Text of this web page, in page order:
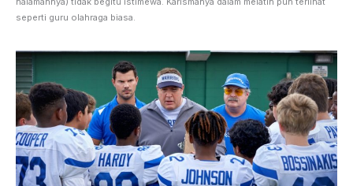
seperti guru olahraga biasa.